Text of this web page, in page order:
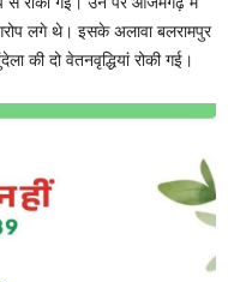
लगे थे। इसके अलावा बलरामपुर
की दो वेतनवृद्धियां रोकी गई।